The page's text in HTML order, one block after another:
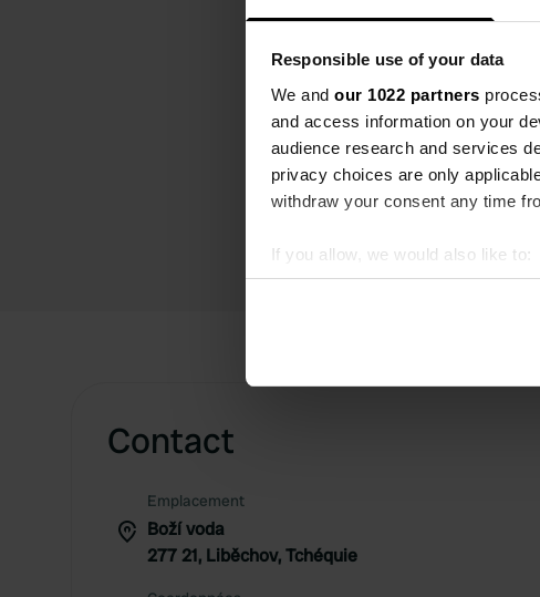
Responsible use of your data
We and our 1022 partners
and access information on your
audience research and services
privacy choices are only
withdraw your consent any time
If you allow, we would also like to:
Collect information about
Find out more about how your
other information that you’ve
Contact
Emplacement
Boží voda
277 21, Liběchov, Tchéquie